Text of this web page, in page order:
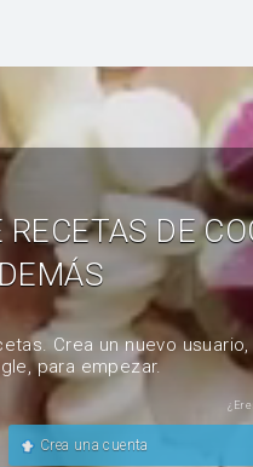
RECETAS DE
Crea un nuevo
para empezar.
Crea una cuenta